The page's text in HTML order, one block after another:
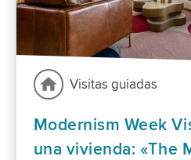
Visitas guiadas
Modernism Week
una vivienda: «The